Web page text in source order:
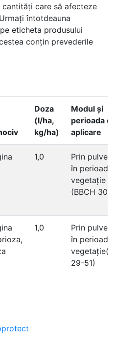
cantități care să afecteze
întotdeauna
eticheta produsului
conțin prevederile
Doza
(l/ha,
kg/ha)
Modul și
perioada
aplicare
1,0
Prin
în perioada
vegetație
(BBCH 30-
1,0
Prin
în perioada
29-51)